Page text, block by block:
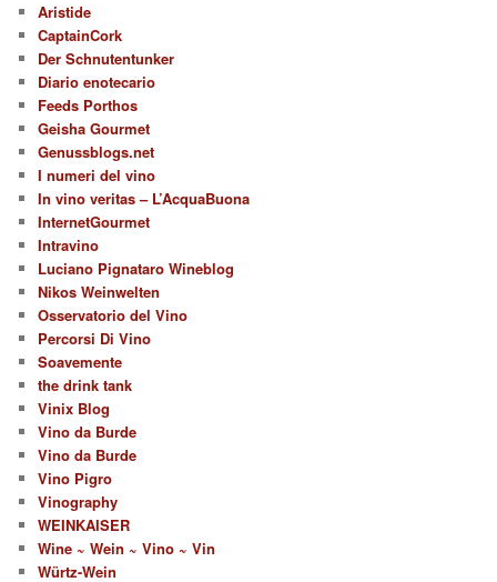
Aristide
CaptainCork
Der Schnutentunker
Diario enotecario
Feeds Porthos
Geisha Gourmet
Genussblogs.net
I numeri del vino
In vino veritas – L’AcquaBuona
InternetGourmet
Intravino
Luciano Pignataro Wineblog
Nikos Weinwelten
Osservatorio del Vino
Percorsi Di Vino
Soavemente
the drink tank
Vinix Blog
Vino da Burde
Vino da Burde
Vino Pigro
Vinography
WEINKAISER
Wine ~ Wein ~ Vino ~ Vin
Würtz-Wein